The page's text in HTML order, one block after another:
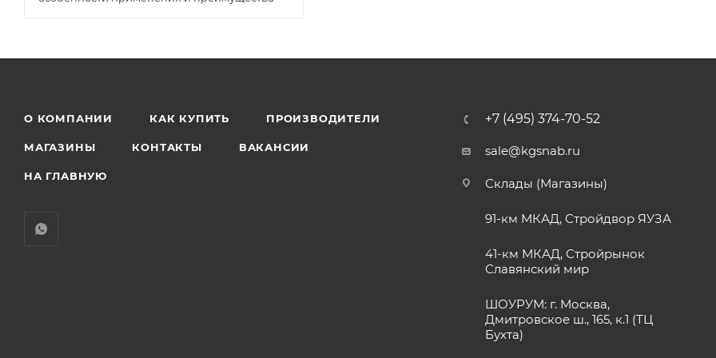
Пыльно-синий (3)
О КОМПАНИИ КАК КУПИТЬ ПРОИЗВОДИТЕЛИ
МАГАЗИНЫ КОНТАКТЫ ВАКАНСИИ
НА ГЛАВНУЮ
+7 (495) 374-70-52
sale@kgsnab.ru
Склады (Магазины)
91-км МКАД, Стройдвор ЯУЗА
41-км МКАД, Стройрынок
Славянский мир
ШОУРУМ: г. Москва,
Дмитровское ш., 165, к.1 (ТЦ
Бухта)